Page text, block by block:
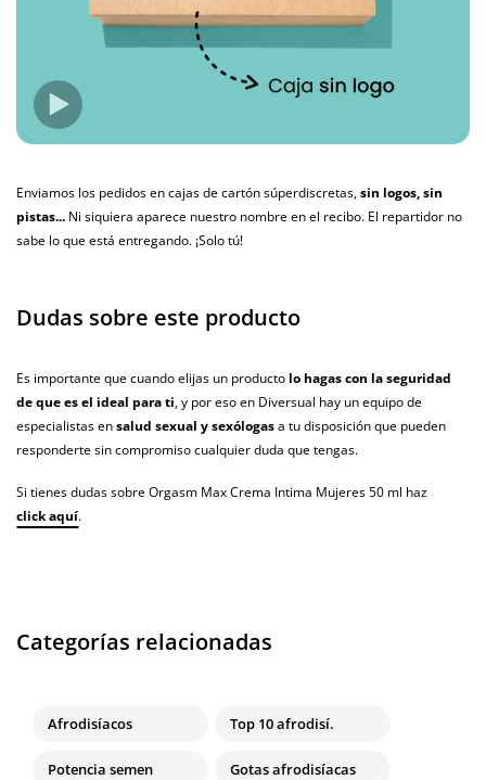
Enviamos los pedidos en cajas de cartón súperdiscretas,sin logos, sin
pistas... Ni siquiera aparece nuestro nombre en el recibo. El repartidor no
sabe lo que está entregando. ¡Solo tú!
Dudas sobre este producto
Es importante que cuando elijas un producto lo hagas con la seguridad
de que es el ideal para ti, y por eso en Diversual hay un equipo de
especialistas ensalud sexual y sexólogasa tu disposición que pueden
responderte sin compromiso cualquier duda que tengas.
Si tienes dudas sobre Orgasm Max Crema Intima Mujeres 50 ml haz
click aquí.
Categorías relacionadas
Afrodisíacos Top 10 afrodisí.
Potencia semen Gotas afrodisíacas